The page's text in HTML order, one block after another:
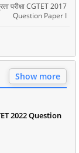
परीक्षा CGTET 2017
Question Paper I
Show more
2022 Question